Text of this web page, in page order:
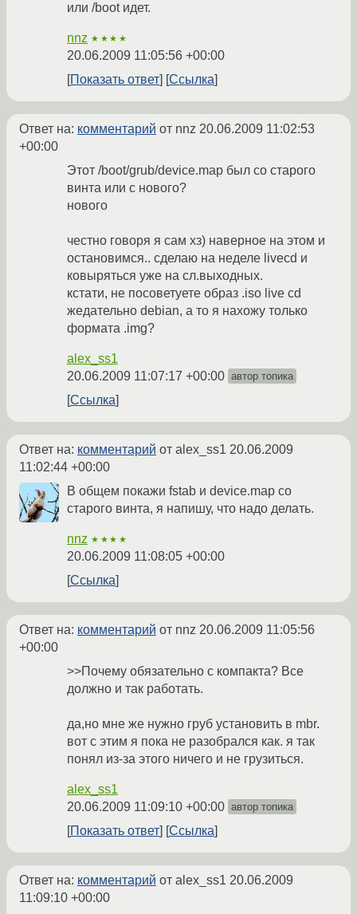
или /boot идет.
nnz ★★★★
20.06.2009 11:05:56 +00:00
Показать ответ
Ссылка
Ответ на: комментарий от nnz 20.06.2009 11:02:53
+00:00
Этот /boot/grub/device.map был со старого
винта или с нового?
нового
честно говоря я сам хз) наверное на этом и
остановимся.. сделаю на неделе livecd и
ковыряться уже на сл.выходных.
кстати, не посоветуете образ .iso live cd
жедательно debian, а то я нахожу только
формата .img?
alex_ss1
20.06.2009 11:07:17 +00:00 автор топика
Ссылка
Ответ на: комментарий от alex_ss1 20.06.2009
11:02:44 +00:00
В общем покажи fstab и device.map со
старого винта, я напишу, что надо делать.
nnz ★★★★
20.06.2009 11:08:05 +00:00
Ссылка
Ответ на: комментарий от nnz 20.06.2009 11:05:56
+00:00
>>Почему обязательно с компакта? Все
должно и так работать.
да,но мне же нужно груб установить в mbr.
вот с этим я пока не разобрался как. я так
понял из-за этого ничего и не грузиться.
alex_ss1
20.06.2009 11:09:10 +00:00 автор топика
Показать ответ Ссылка
Ответ на: комментарий от alex_ss1 20.06.2009
11:09:10 +00:00